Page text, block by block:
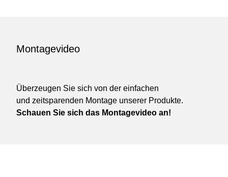
Montagevideo
Überzeugen Sie sich von der einfachen
und zeitsparenden Montage unserer Produkte.
Schauen Sie sich das Montagevideo an!